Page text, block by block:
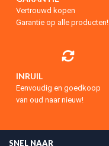
Vertrouwd kopen
Garantie op alle producten!
INRUIL
Eenvoudig en goedkoop
van oud naar nieuw!
SNEL NAAR